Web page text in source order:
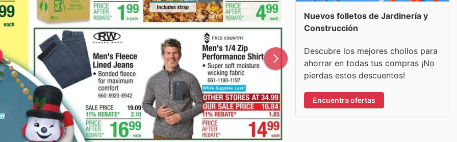
Nuevos folletos de Jardinería y
Construcción
Descubre los mejores chollos para
ahorrar en todas tus compras ¡No
pierdas estos descuentos!
Encuentra ofertas